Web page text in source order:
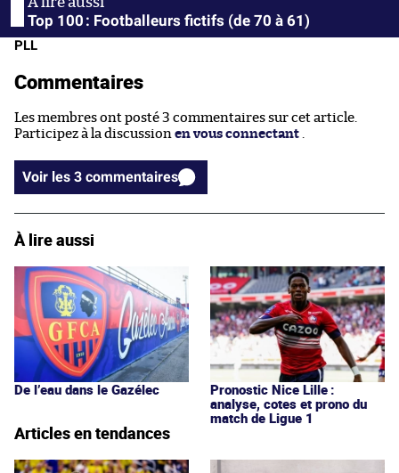
Top 100 : Footballeurs fictifs (de 70 à 61)
PLL
Commentaires
Les membres ont posté 3 commentaires sur cet article.
Participez à la discussion en vous connectant
Voir les 3 commentaires
À lire aussi
De l’eau dans le Gazélec
Pronostic Nice Lille :
analyse, cotes et prono du
match de Ligue 1
Articles en tendances